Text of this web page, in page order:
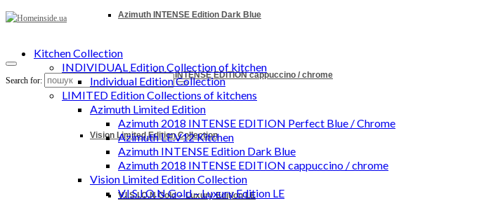
Azimuth INTENSE Edition Dark Blue
Azimuth 2018 INTENSE EDITION cappuccino / chrome
Vision Limited Edition Collection
V.I.S.I.O.N Gold – Luxury Edition LE
Search for:
Kitchen Collection
INDIVIDUAL Edition Collection of kitchen
Individual Edition Collection
LIMITED Edition Collections of kitchens
Azimuth Limited Edition
Azimuth 2018 INTENSE EDITION Perfect Blue / Chrome
Azimuth LE.V12 Kitchen
Azimuth INTENSE Edition Dark Blue
Azimuth 2018 INTENSE EDITION cappuccino / chrome
Vision Limited Edition Collection
V.I.S.I.O.N Gold – Luxury Edition LE